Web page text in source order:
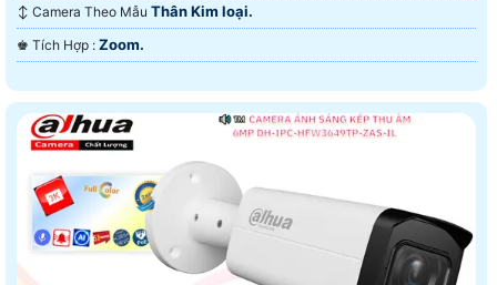
↕️ Camera Theo Mẫu Thân Kim loại.
️♚ Tích Hợp : Zoom.